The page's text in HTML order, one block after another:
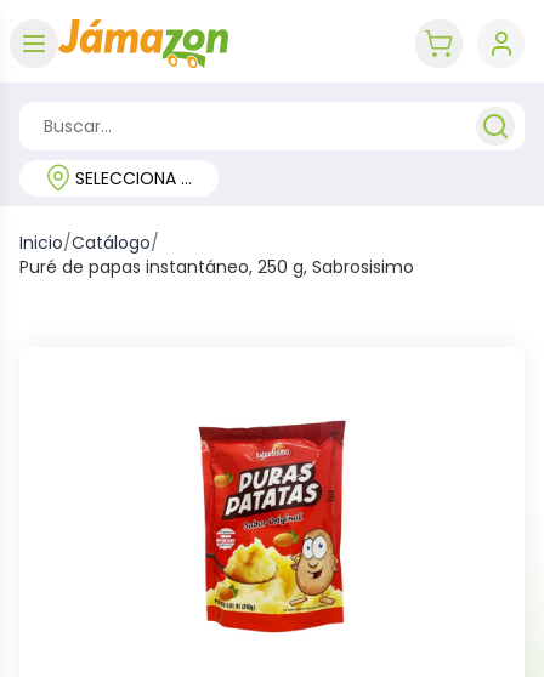
SELECCIONA TU REGIÓN
Inicio/Catálogo/
Puré de papas instantáneo, 250 g, Sabrosisimo